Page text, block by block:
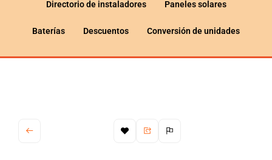
Directorio de instaladores Paneles solares
Baterías Descuentos Conversión de unidades